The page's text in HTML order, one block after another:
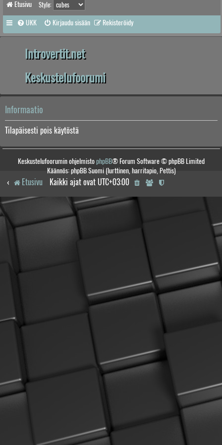
Etusivu Style:
UKK Kirjaudu sisään Rekisteröidy
Introvertit.net
Keskustelufoorumi
Informaatio
Tilapäisesti pois käytöstä
Keskustelufoorumin ohjelmistophpBB® Forum Software © phpBB Limited
Käännös: phpBB Suomi (lurttinen, harritapio, Pettis)
Etusivu Kaikki ajat ovat UTC+03:00